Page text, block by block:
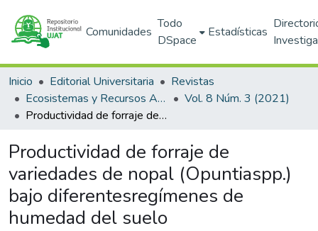
Comunidades
Todo
DSpace
Estadísticas
Inicio Editorial Universitaria
Revistas
Ecosistemas y Recursos Agropecuarios
Vol. 8 Núm. 3 (2021)
Productividad de forraje de variedades de nopal (Opuntiaspp.) bajo diferentesregímenes de humedad del suelo
Productividad de forraje de
variedades de nopal (Opuntiaspp.)
bajo diferentesregímenes de
humedad del suelo